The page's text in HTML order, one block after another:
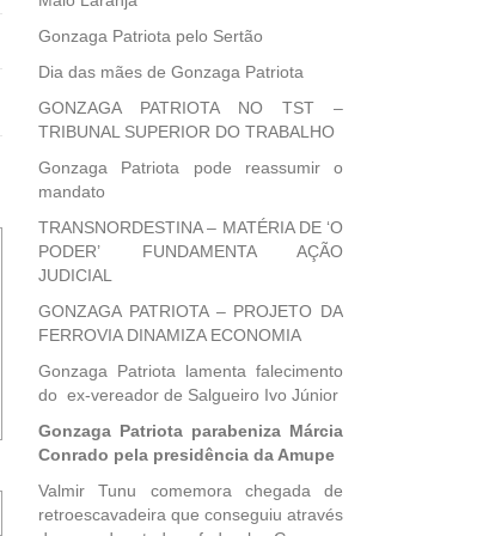
Notifique-
Gonzaga Patriota pelo Sertão
Dia das mães de Gonzaga Patriota
GONZAGA PATRIOTA NO TST –
TRIBUNAL SUPERIOR DO TRABALHO
Gonzaga Patriota pode reassumir o
mandato
TRANSNORDESTINA – MATÉRIA DE ‘O
PODER’ FUNDAMENTA AÇÃO
JUDICIAL
GONZAGA PATRIOTA – PROJETO DA
FERROVIA DINAMIZA ECONOMIA
Gonzaga Patriota lamenta falecimento
do ex-vereador de Salgueiro Ivo Júnior
Gonzaga Patriota parabeniza Márcia
Conrado pela presidência da Amupe
Valmir Tunu comemora chegada de
retroescavadeira que conseguiu através